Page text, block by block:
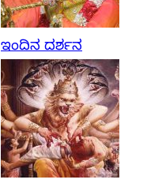
ಇಂದಿನ ದರ್ಶನ